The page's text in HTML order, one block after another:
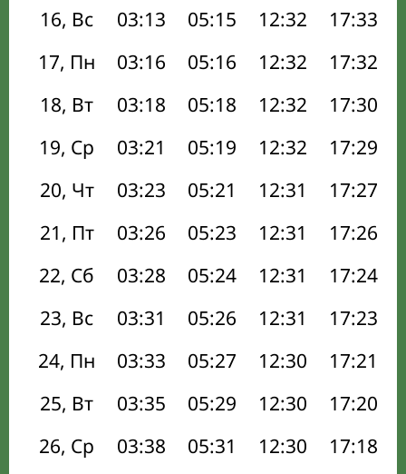
16, Вс
03:13 05:15 12:32 17:33
17, Пн
03:16 05:16 12:32 17:32
18, Вт
03:18 05:18 12:32 17:30
19, Ср
03:21 05:19 12:32 17:29
20, Чт
03:23 05:21 12:31 17:27
21, Пт
03:26 05:23 12:31 17:26
22, Сб
03:28 05:24 12:31 17:24
23, Вс
03:31 05:26 12:31 17:23
24, Пн
03:33 05:27 12:30 17:21
25, Вт
03:35 05:29 12:30 17:20
26, Ср
03:38 05:31 12:30 17:18